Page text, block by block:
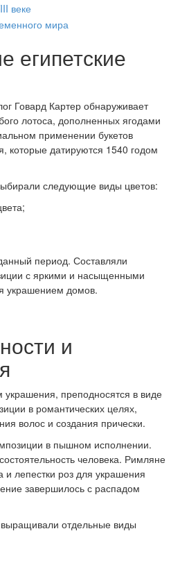
веке
мира
египетские
Говард Картер обнаруживает
лотоса, дополненных ягодами
применении букетов
которые датируются 1540 годом
следующие виды цветов:
период. Составляли
с яркими и насыщенными
украшением домов.
и
украшения, преподносятся в виде
в романтических целях,
волос и создания прически.
в пышном исполнении.
человека. Римляне
лепестки роз для украшения
завершилось с распадом
отдельные виды